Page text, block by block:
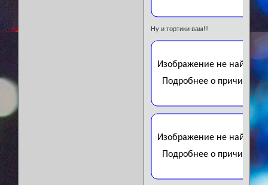
Ну и тортики вам!!!